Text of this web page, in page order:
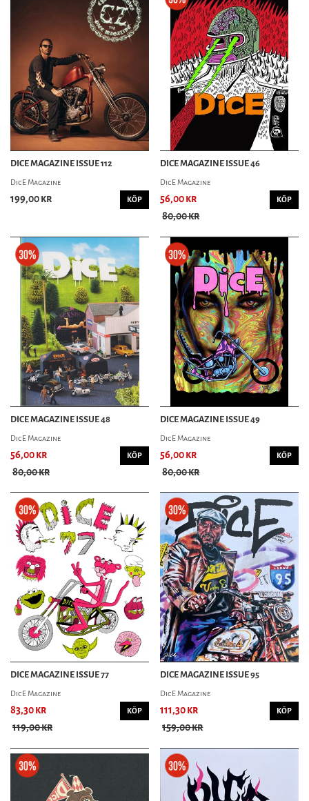
DICE MAGAZINE ISSUE 112
DicE Magazine
199,00 kr KÖP
DICE MAGAZINE ISSUE 46
DicE Magazine
56,00 kr
80,00 kr
KÖP
DICE MAGAZINE ISSUE 48
DicE Magazine
56,00 kr
80,00 kr
KÖP
DICE MAGAZINE ISSUE 49
DicE Magazine
56,00 kr
80,00 kr
KÖP
DICE MAGAZINE ISSUE 77
DicE Magazine
83,30 kr
119,00 kr
KÖP
DICE MAGAZINE ISSUE 95
DicE Magazine
111,30 kr
159,00 kr
KÖP